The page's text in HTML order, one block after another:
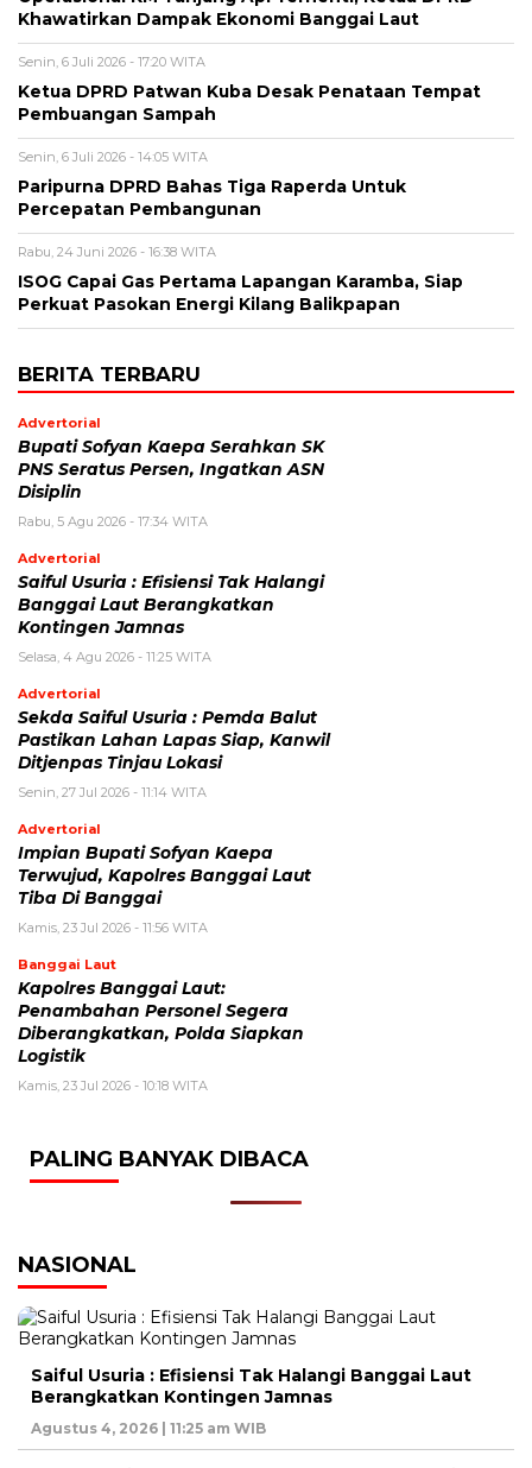
Khawatirkan Dampak Ekonomi Banggai Laut
Senin, 6 Juli 2026 - 17:20 WITA
Ketua DPRD Patwan Kuba Desak Penataan Tempat
Pembuangan Sampah
Senin, 6 Juli 2026 - 14:05 WITA
Paripurna DPRD Bahas Tiga Raperda Untuk
Percepatan Pembangunan
Rabu, 24 Juni 2026 - 16:38 WITA
ISOG Capai Gas Pertama Lapangan Karamba, Siap
Perkuat Pasokan Energi Kilang Balikpapan
BERITA TERBARU
Advertorial
Bupati Sofyan Kaepa Serahkan SK
PNS Seratus Persen, Ingatkan ASN
Disiplin
Rabu, 5 Agu 2026 - 17:34 WITA
Advertorial
Saiful Usuria : Efisiensi Tak Halangi
Banggai Laut Berangkatkan
Kontingen Jamnas
Selasa, 4 Agu 2026 - 11:25 WITA
Advertorial
Sekda Saiful Usuria : Pemda Balut
Pastikan Lahan Lapas Siap, Kanwil
Ditjenpas Tinjau Lokasi
Senin, 27 Jul 2026 - 11:14 WITA
Advertorial
Impian Bupati Sofyan Kaepa
Terwujud, Kapolres Banggai Laut
Tiba Di Banggai
Kamis, 23 Jul 2026 - 11:56 WITA
Banggai Laut
Kapolres Banggai Laut:
Penambahan Personel Segera
Diberangkatkan, Polda Siapkan
Logistik
Kamis, 23 Jul 2026 - 10:18 WITA
PALING BANYAK DIBACA
NASIONAL
Saiful Usuria : Efisiensi Tak Halangi Banggai Laut
Berangkatkan Kontingen Jamnas
Agustus 4, 2026 | 11:25 am WIB